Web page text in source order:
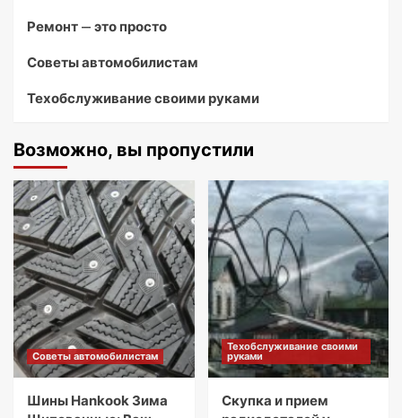
Ремонт — это просто
Советы автомобилистам
Техобслуживание своими руками
Возможно, вы пропустили
Советы автомобилистам
Шины Hankook Зима
Техобслуживание своими
руками
Скупка и прием